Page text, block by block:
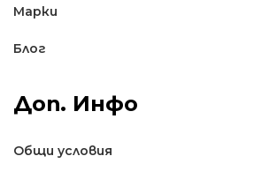
Марки
Блог
Доп. Инфо
Общи условия